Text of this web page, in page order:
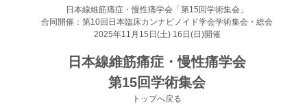
日本線維筋痛症・慢性痛学会「第15回学術集会」
合同開催：第10回日本臨床カンナビノイド学会学術集会・総会
2025年11月15日(土) 16日(日)開催
日本線維筋痛症・慢性痛学会
第15回学術集会
トップへ戻る